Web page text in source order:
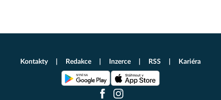
Kontakty Redakce Inzerce RSS Kariéra